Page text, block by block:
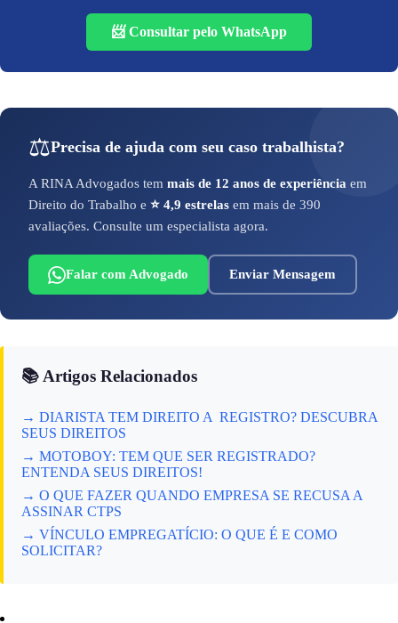
📨 Consultar pelo WhatsApp
⚖️Precisa de ajuda com seu caso trabalhista?
A RINA Advogados tem mais de 12 anos de experiência em
Direito do Trabalho e ⭐ 4,9 estrelas em mais de 390
avaliações. Consulte um especialista agora.
Falar com Advogado Enviar Mensagem
📚 Artigos Relacionados
→ DIARISTA TEM DIREITO A REGISTRO? DESCUBRA
SEUS DIREITOS
→ MOTOBOY: TEM QUE SER REGISTRADO?
ENTENDA SEUS DIREITOS!
→ O QUE FAZER QUANDO EMPRESA SE RECUSA A
ASSINAR CTPS
→ VÍNCULO EMPREGATÍCIO: O QUE É E COMO
SOLICITAR?